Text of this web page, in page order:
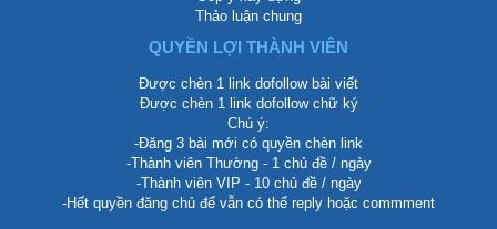
Thảo luận chung
QUYỀN LỢI THÀNH VIÊN
Được chèn 1 link dofollow bài viết
Được chèn 1 link dofollow chữ ký
Chú ý:
-Đăng 3 bài mới có quyền chèn link
-Thành viên Thường - 1 chủ đề / ngày
-Thành viên VIP - 10 chủ đề / ngày
-Hết quyền đăng chủ để vẫn có thể reply hoặc commment